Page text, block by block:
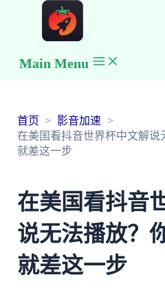
Main Menu
首页
影音加速
在美国看抖音世界杯中文解说
就差这一步
在美国看抖音
说无法播放？
就差这一步